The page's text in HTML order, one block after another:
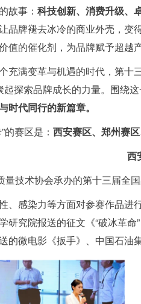
故事： 科技创新、消费升级、
品牌褪去冰冷的商业外壳，
值的催化剂，为品牌赋予超越
充满变革与机遇的时代，第十
起探索品牌成长的力量。围绕
时代同行的新篇章。
的赛区是： 西安赛区、郑州赛区
西
技术协会承办的第十三届全
、感染力等方面对参赛作品
究院报送的征文《“破冰革命
的微电影《扳手》、中国石油